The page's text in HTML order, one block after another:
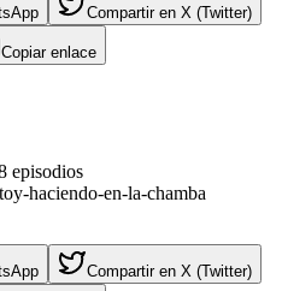
Compartir en X (Twitter)
Copiar enlace
episodios
haciendo-en-la-chamba
Compartir en X (Twitter)